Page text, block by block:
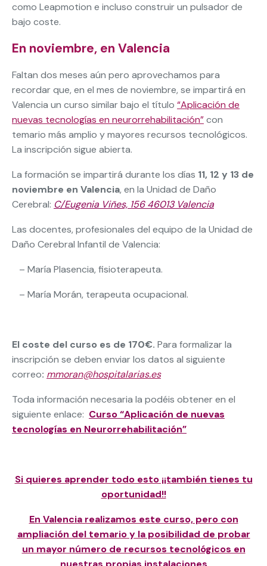
como Leapmotion e incluso construir un pulsador de
bajo coste.
En noviembre, en Valencia
Faltan dos meses aún pero aprovechamos para
recordar que, en el mes de noviembre, se impartirá en
Valencia un curso similar bajo el título “Aplicación de
nuevas tecnologías en neurorrehabilitación”con
temario más amplio y mayores recursos tecnológicos.
La inscripción sigue abierta.
La formación se impartirá durante los días 11, 12 y 13 de
noviembre en Valencia, en la Unidad de Daño
Cerebral: C/Eugenia Viñes, 156 46013 Valencia
Las docentes, profesionales del equipo de la Unidad de
Daño Cerebral Infantil de Valencia:
– María Plasencia, fisioterapeuta.
– María Morán, terapeuta ocupacional.
El coste del curso es de 170€. Para formalizar la
inscripción se deben enviar los datos al siguiente
correo: mmoran@hospitalarias.es
Toda información necesaria la podéis obtener en el
siguiente enlace: Curso “Aplicación de nuevas
tecnologías en Neurorrehabilitación”
Si quieres aprender todo esto ¡¡también tienes tu
oportunidad!!
En Valencia realizamos este curso, pero con
ampliación del temario y la posibilidad de probar
un mayor número de recursos tecnológicos en